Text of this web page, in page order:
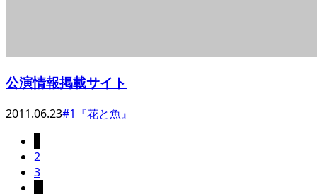
公演情報掲載サイト
2011.06.23#1『花と魚』
2
3